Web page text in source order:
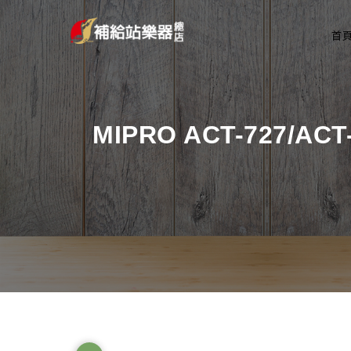
首
MIPRO ACT-727/